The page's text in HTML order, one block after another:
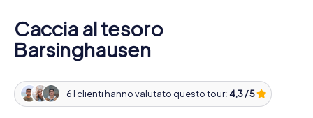
Caccia al tesoro
Barsinghausen
6 I clienti hanno valutato questo tour: 4,3 / 5